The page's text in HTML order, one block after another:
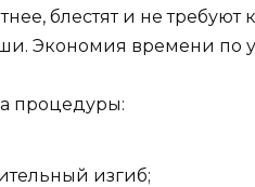
блестят и не
Экономия времени по
процедуры:
изгиб;